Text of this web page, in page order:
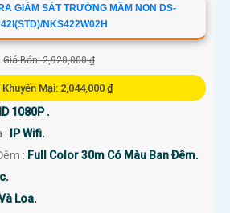
GIÁM SÁT TRƯỜNG MẦM NON DS-
NKS422W02H
Giá Bán: 2,920,000 ₫
Khuyến Mại: 2,044,000 ₫
1080P .
:
IP Wifi.
: Full Color 30m Có Màu Ban Ðêm.
Loa.